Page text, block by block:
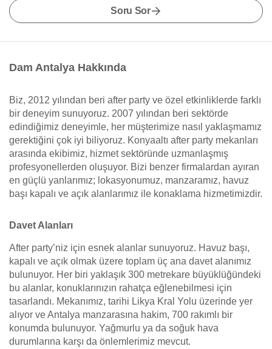
Soru Sor
Dam Antalya Hakkında
Biz, 2012 yılından beri after party ve özel etkinliklerde farklı
bir deneyim sunuyoruz. 2007 yılından beri sektörde
edindiğimiz deneyimle, her müşterimize nasıl yaklaşmamız
gerektiğini çok iyi biliyoruz. Konyaaltı after party mekanları
arasında ekibimiz, hizmet sektöründe uzmanlaşmış
profesyonellerden oluşuyor. Bizi benzer firmalardan ayıran
en güçlü yanlarımız; lokasyonumuz, manzaramız, havuz
başı kapalı ve açık alanlarımız ile konaklama hizmetimizdir.
Davet Alanları
After party’niz için esnek alanlar sunuyoruz. Havuz başı,
kapalı ve açık olmak üzere toplam üç ana davet alanımız
bulunuyor. Her biri yaklaşık 300 metrekare büyüklüğündeki
bu alanlar, konuklarınızın rahatça eğlenebilmesi için
tasarlandı. Mekanımız, tarihi Likya Kral Yolu üzerinde yer
alıyor ve Antalya manzarasına hakim, 700 rakımlı bir
konumda bulunuyor. Yağmurlu ya da soğuk hava
durumlarına karşı da önlemlerimiz mevcut.